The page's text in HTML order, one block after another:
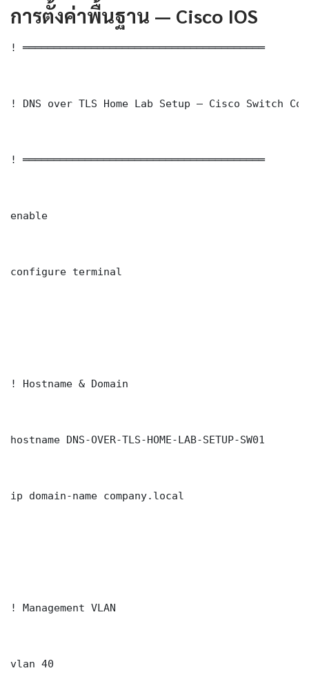
การตั้งค่าพื้นฐาน — Cisco IOS
! ═══════════════════════════════════════
! DNS over TLS Home Lab Setup — Cisco Switch
! ═══════════════════════════════════════
enable
configure terminal
! Hostname & Domain
hostname DNS-OVER-TLS-HOME-LAB-SETUP-SW01
ip domain-name company.local
! Management VLAN
vlan 40